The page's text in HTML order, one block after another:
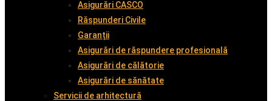
Asigurări CASCO
Răspunderi Civile
Garanții
Asigurări de răspundere profesională
Asigurări de călătorie
Asigurări de sănătate
Servicii de arhitectură